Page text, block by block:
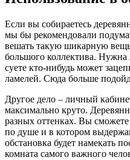
Если вы собираетесь
мы бы рекомендовали
вешать такую шикарную
большого коллектива. Нужна
суете кто-нибудь может
ламелей. Сюда больше
Другое дело – личный
максимально круто.
разных оттенках. Вы
по душе и в котором
обстановка будет намекать
комната самого важного